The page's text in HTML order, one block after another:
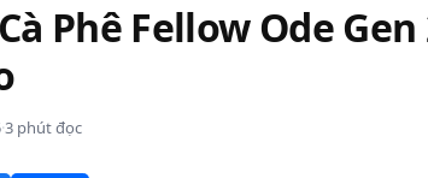
Phê Fellow Ode
·3 phút đọc